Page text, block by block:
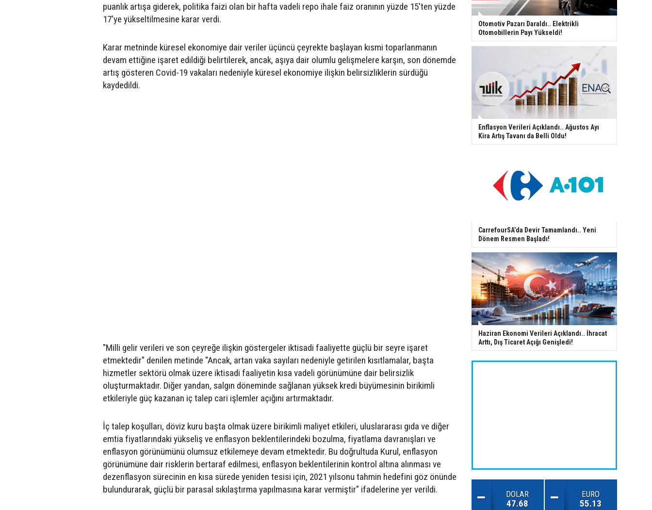
puanlık artışa giderek, politika faizi olan bir hafta vadeli repo ihale faiz oranının yüzde 15'ten yüzde
17'ye yükseltilmesine karar verdi.
Karar metninde küresel ekonomiye dair veriler üçüncü çeyrekte başlayan kısmi toparlanmanın
devam ettiğine işaret edildiği belirtilerek, ancak, aşıya dair olumlu gelişmelere karşın, son dönemde
artış gösteren Covid-19 vakaları nedeniyle küresel ekonomiye ilişkin belirsizliklerin sürdüğü
kaydedildi.
"Milli gelir verileri ve son çeyreğe ilişkin göstergeler iktisadi faaliyette güçlü bir seyre işaret
etmektedir" denilen metinde "Ancak, artan vaka sayıları nedeniyle getirilen kısıtlamalar, başta
hizmetler sektörü olmak üzere iktisadi faaliyetin kısa vadeli görünümüne dair belirsizlik
oluşturmaktadır. Diğer yandan, salgın döneminde sağlanan yüksek kredi büyümesinin birikimli
etkileriyle güç kazanan iç talep cari işlemler açığını artırmaktadır.
İç talep koşulları, döviz kuru başta olmak üzere birikimli maliyet etkileri, uluslararası gıda ve diğer
emtia fiyatlarındaki yükseliş ve enflasyon beklentilerindeki bozulma, fiyatlama davranışları ve
enflasyon görünümünü olumsuz etkilemeye devam etmektedir. Bu doğrultuda Kurul, enflasyon
görünümüne dair risklerin bertaraf edilmesi, enflasyon beklentilerinin kontrol altına alınması ve
dezenflasyon sürecinin en kısa sürede yeniden tesisi için, 2021 yılsonu tahmin hedefini göz önünde
bulundurarak, güçlü bir parasal sıkılaştırma yapılmasına karar vermiştir" ifadelerine yer verildi.
Otomotiv Pazarı Daraldı.. Elektrikli
Otomobillerin Payı Yükseldi!
Enflasyon Verileri Açıklandı.. Ağustos Ayı
Kira Artış Tavanı da Belli Oldu!
CarrefourSA’da Devir Tamamlandı.. Yeni
Dönem Resmen Başladı!
Haziran Ekonomi Verileri Açıklandı.. İhracat
Arttı, Dış Ticaret Açığı Genişledi!
DOLAR
47.68
EURO
55.13